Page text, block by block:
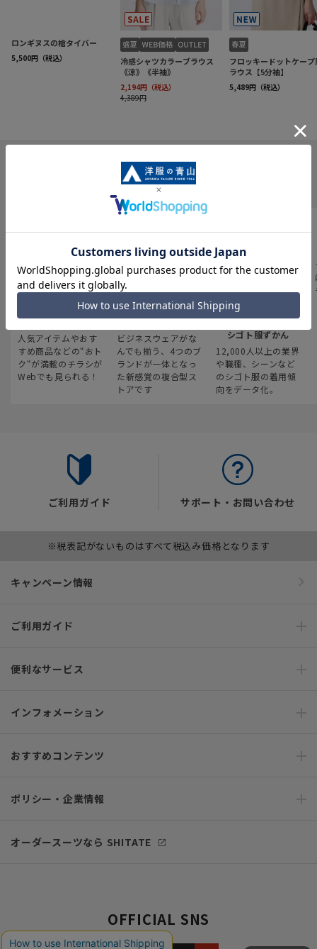
INFORMATION
最新のお買い得情報
人気アイテムやおす
すめ商品などの“おト
ク“が満載のチラシが
Webでも見られる！
スーツスクエア
ビジネスウェアがな
んでも揃う、4つのブ
ランドが一体となっ
た新感覚の複合型ス
トアです
みんなの
シゴト服ずかん
12,000人以上の業界
や職種、シーンなど
のシゴト服の着用傾
向をデータ化。
ご利用ガイド サポート・お問い合わせ
※税表記がないものはすべて税込み価格となります
キャンペーン情報
ご利用ガイド
便利なサービス
インフォメーション
おすすめコンテンツ
ポリシー・企業情報
オーダースーツなら SHITATE
OFFICIAL SNS